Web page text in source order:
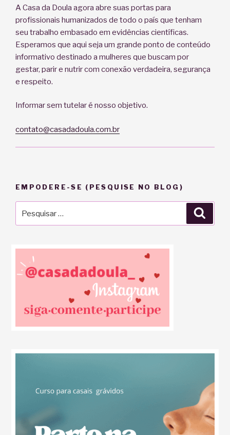
A Casa da Doula agora abre suas portas para
profissionais humanizados de todo o país que tenham
seu trabalho embasado em evidências científicas.
Esperamos que aqui seja um grande ponto de conteúdo
informativo destinado a mulheres que buscam por
gestar, parir e nutrir com conexão verdadeira, segurança
e respeito.
Informar sem tutelar é nosso objetivo.
contato@casadadoula.com.br
EMPODERE-SE (PESQUISE NO BLOG)
por: